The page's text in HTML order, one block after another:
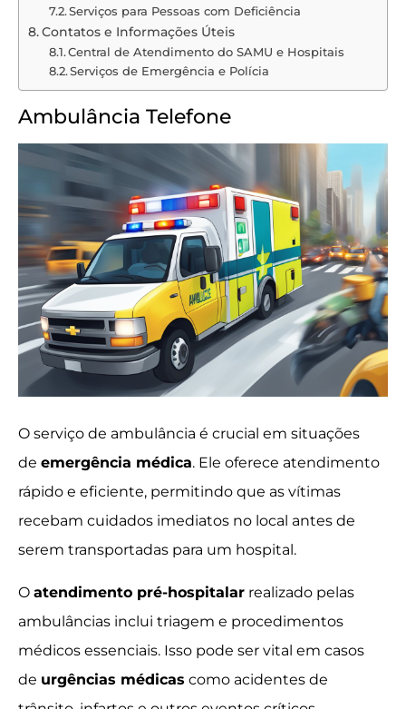
Serviços para Pessoas com Deficiência
Contatos e Informações Úteis
Central de Atendimento do SAMU e Hospitais
Serviços de Emergência e Polícia
Ambulância Telefone
O serviço de ambulância é crucial em situações
de emergência médica. Ele oferece atendimento
rápido e eficiente, permitindo que as vítimas
recebam cuidados imediatos no local antes de
serem transportadas para um hospital.
O atendimento pré-hospitalar realizado pelas
ambulâncias inclui triagem e procedimentos
médicos essenciais. Isso pode ser vital em casos
de urgências médicas como acidentes de